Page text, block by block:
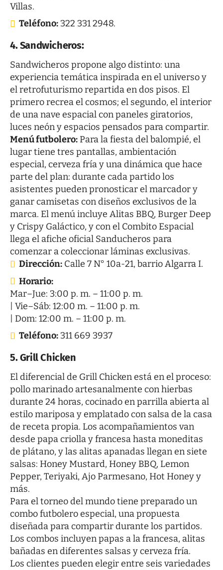
Villas.
Teléfono: 322 331 2948.
4.Sandwicheros:
Sandwicheros propone algo distinto: una
experiencia temática inspirada en el universo y
el retrofuturismo repartida en dos pisos. El
primero recrea el cosmos; el segundo, el interior
de una nave espacial con paneles giratorios,
luces neón y espacios pensados para compartir.
Menú futbolero: Para la fiesta del balompié, el
lugar tiene tres pantallas, ambientación
especial, cerveza fría y una dinámica que hace
parte del plan: durante cada partido los
asistentes pueden pronosticar el marcador y
ganar camisetas con diseños exclusivos de la
marca. El menú incluye Alitas BBQ, Burger Deep
y Crispy Galáctico, y con el Combito Espacial
llega el afiche oficial Sanducheros para
comenzar a coleccionar láminas exclusivas.
Dirección: Calle 7 N° 10a-21, barrio Algarra I.
Horario:
Mar–Jue: 3:00 p. m. – 11:00 p. m.
| Vie–Sáb: 12:00 m. – 11:00 p. m.
| Dom: 12:00 m. – 11:00 p. m.
Teléfono: 311 669 3937
5.Grill Chicken
El diferencial de Grill Chicken está en el proceso:
pollo marinado artesanalmente con hierbas
durante 24 horas, cocinado en parrilla abierta al
estilo mariposa y emplatado con salsa de la casa
de receta propia. Los acompañamientos van
desde papa criolla y francesa hasta moneditas
de plátano, y las alitas apanadas llegan en siete
salsas: Honey Mustard, Honey BBQ, Lemon
Pepper, Teriyaki, Ajo Parmesano, Hot Honey y
más.
Para el torneo del mundo tiene preparado un
combo futbolero especial, una propuesta
diseñada para compartir durante los partidos.
Los combos incluyen papas a la francesa, alitas
bañadas en diferentes salsas y cerveza fría.
Los clientes pueden elegir entre seis variedades